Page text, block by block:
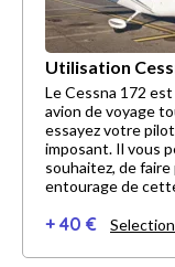
Utilisation
Le Cessna 172
avion de voyage
essayez votre
imposant. Il vous
souhaitez, de
entourage de
+ 40 €